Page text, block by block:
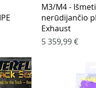
Greita
M3/M4 -
nerūdijančio
Exhaust
Kaina
5 359,99 €